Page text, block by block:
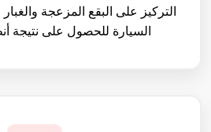
التركيز على البقع المزعجة
السيارة للحصول على نتيجة